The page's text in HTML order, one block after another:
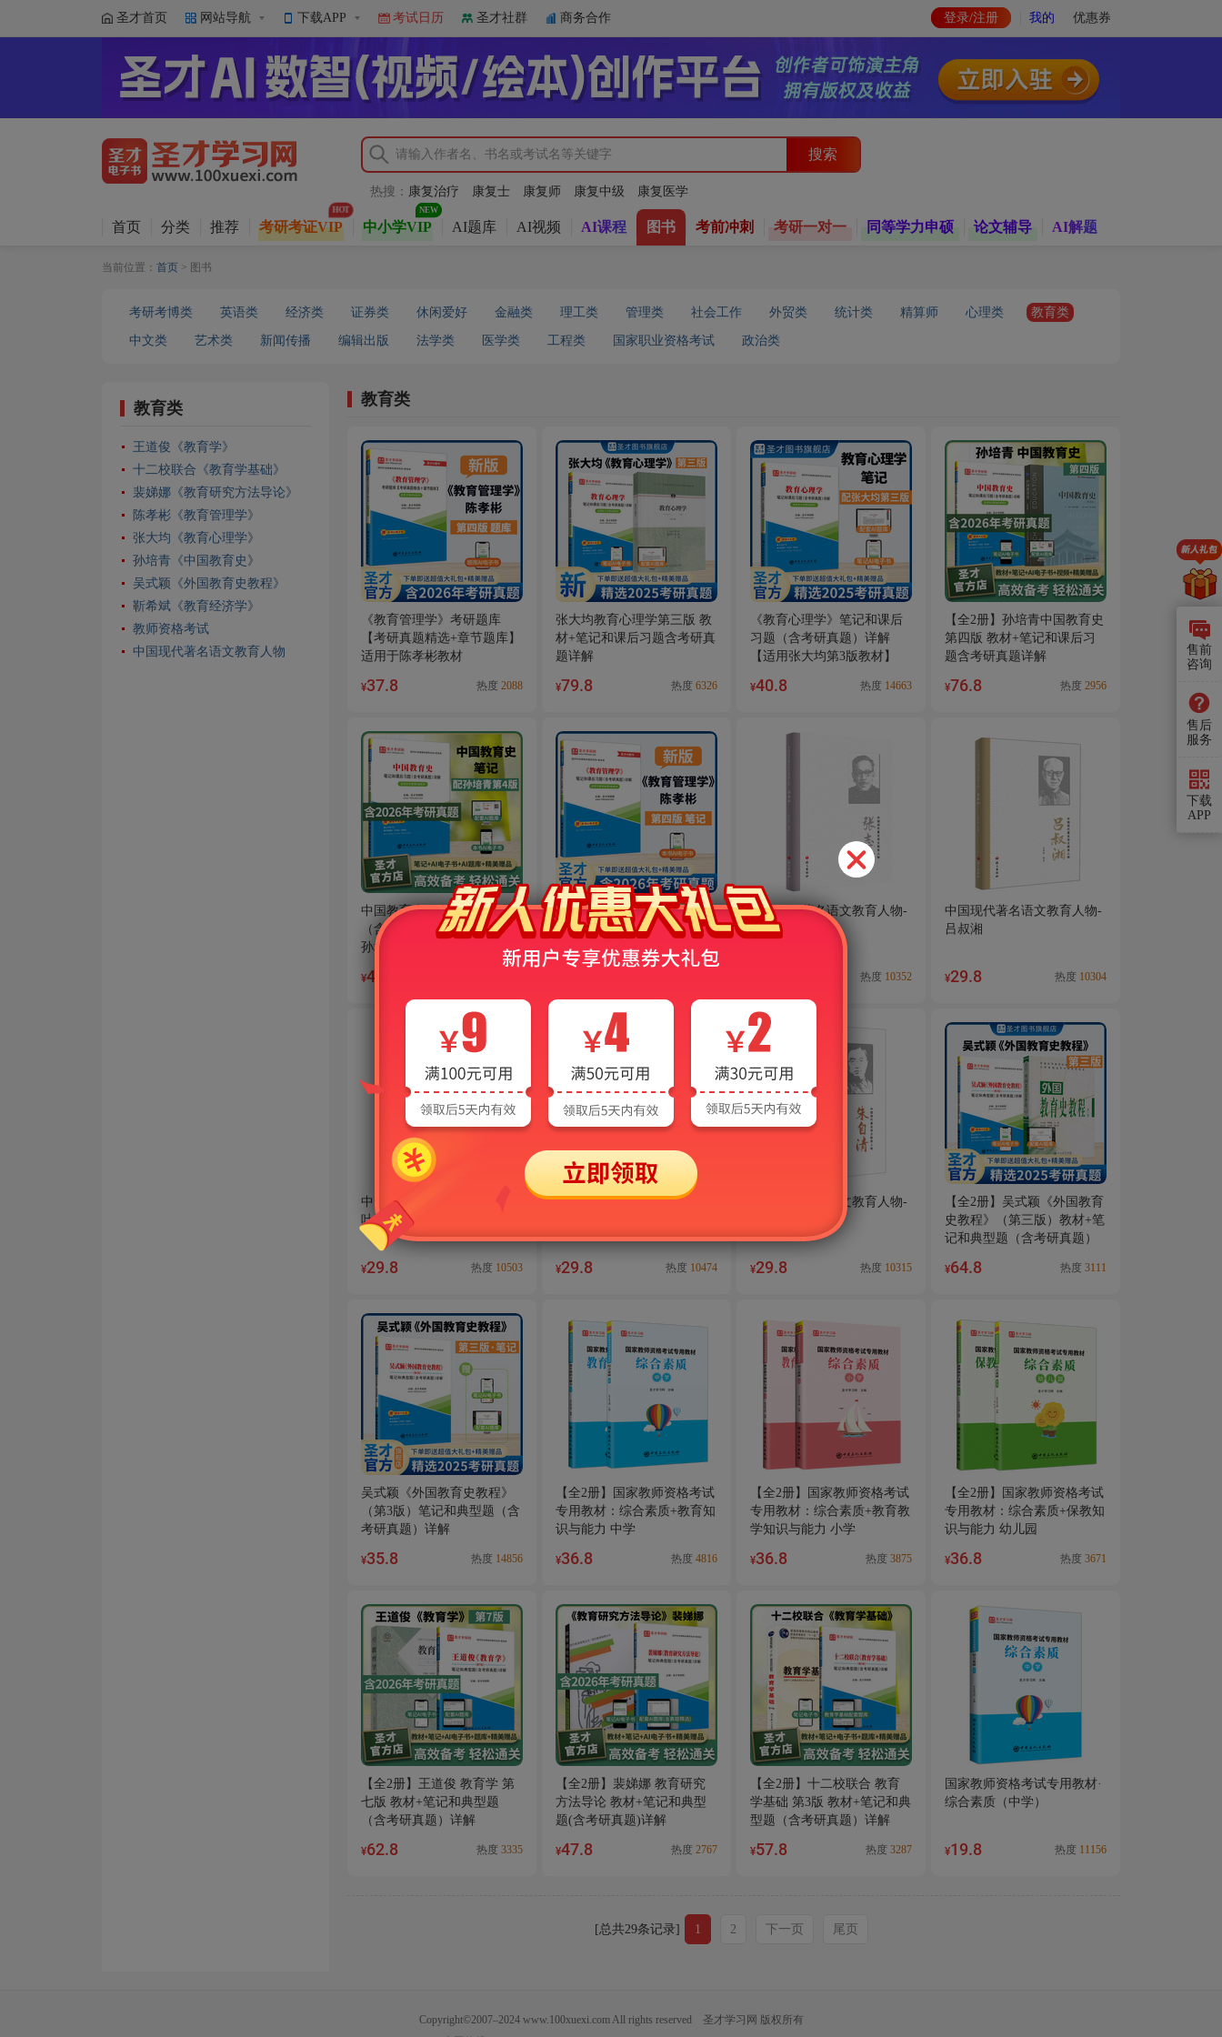
圣才首页 网站导航 下载APP 考试日历 圣才社群 商务合作 登录/注册 我的 优惠券
搜索
热搜： 康复治疗 康复士 康复师 康复中级 康复医学
首页 分类 推荐 考研考证VIP 中小学VIP AI题库 AI视频 AI课程 图书 考前冲刺 考研一对一 同等学力申硕 论文辅导 AI解题
当前位置： 首页 > 图书
考研考博类 英语类 经济类 证券类 休闲爱好 金融类 理工类 管理类 社会工作 外贸类 统计类 精算师 心理类 教育类
中文类 艺术类 新闻传播 编辑出版 法学类 医学类 工程类 国家职业资格考试 政治类
教育类
王道俊《教育学》
十二校联合《教育学基础》
裴娣娜《教育研究方法导论》
陈孝彬《教育管理学》
张大均《教育心理学》
孙培青《中国教育史》
吴式颖《外国教育史教程》
靳希斌《教育经济学》
教师资格考试
中国现代著名语文教育人物
教育类
《教育管理学》考研题库
【考研真题精选+章节题库】
适用于陈孝彬教材
¥37.8 热度 2088
张大均教育心理学第三版 教
材+笔记和课后习题含考研真
题详解
¥79.8 热度 6326
《教育心理学》笔记和课后
习题（含考研真题）详解
【适用张大均第3版教材】
¥40.8 热度 14663
【全2册】孙培青中国教育史
第四版 教材+笔记和课后习
题含考研真题详解
¥76.8 热度 2956
中国教育史笔记和课后习题
（含考研真题）详解【适用
孙培青第4版教材】
¥40.8
陈孝彬《教育管理学》笔记
和课后习题（含考研真题）
详解【适用第4版教材】
中国现代著名语文教育人物-
张志公
热度 10352
中国现代著名语文教育人物-
吕叔湘
¥29.8 热度 10304
中国现代著名语文教育人物-
叶圣陶
¥29.8 热度 10503
中国现代著名语文教育人物-
¥29.8 热度 10474
中国现代著名语文教育人物-
¥29.8 热度 10315
【全2册】吴式颖《外国教育
史教程》（第三版）教材+笔
记和典型题（含考研真题）
¥64.8 热度 3111
吴式颖《外国教育史教程》
（第3版）笔记和典型题（含
考研真题）详解
¥35.8 热度 14856
【全2册】国家教师资格考试
专用教材：综合素质+教育知
识与能力 中学
¥36.8 热度 4816
【全2册】国家教师资格考试
专用教材：综合素质+教育教
学知识与能力 小学
¥36.8 热度 3875
【全2册】国家教师资格考试
专用教材：综合素质+保教知
识与能力 幼儿园
¥36.8 热度 3671
【全2册】王道俊 教育学 第
七版 教材+笔记和典型题
（含考研真题）详解
¥62.8 热度 3335
【全2册】裴娣娜 教育研究
方法导论 教材+笔记和典型
题(含考研真题)详解
¥47.8 热度 2767
【全2册】十二校联合 教育
学基础 第3版 教材+笔记和典
型题（含考研真题）详解
¥57.8 热度 3287
国家教师资格考试专用教材·
综合素质（中学）
¥19.8 热度 11156
[总共29条记录] 1 2 下一页 尾页
Copyright©2007–2024 www.100xuexi.com All rights reserved 圣才学习网 版权所有
售前
咨询
售后
服务
下载
APP